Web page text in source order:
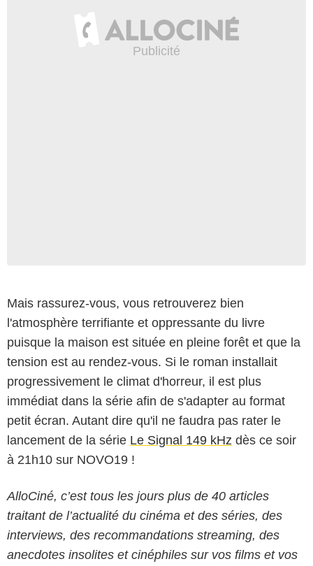
Mais rassurez-vous, vous retrouverez bien
l'atmosphère terrifiante et oppressante du livre
puisque la maison est située en pleine forêt et que la
tension est au rendez-vous. Si le roman installait
progressivement le climat d'horreur, il est plus
immédiat dans la série afin de s'adapter au format
petit écran. Autant dire qu'il ne faudra pas rater le
lancement de la série Le Signal 149 kHz dès ce soir
à 21h10 sur NOVO19 !
AlloCiné, c’est tous les jours plus de 40 articles
traitant de l’actualité du cinéma et des séries, des
interviews, des recommandations streaming, des
anecdotes insolites et cinéphiles sur vos films et vos